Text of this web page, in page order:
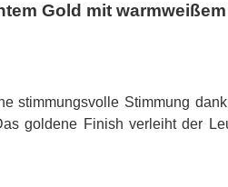
Gold mit
stimmungsvolle Stimmung
goldene Finish verleiht der